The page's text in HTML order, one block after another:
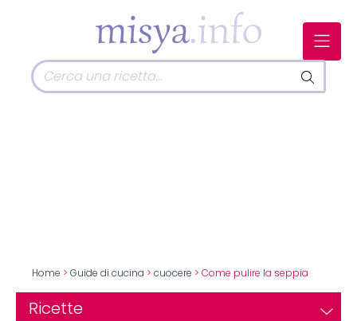
Home > Guide di cucina > cuocere > Come pulire la seppia
Ricette